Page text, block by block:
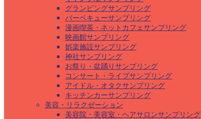
グランピングサンプリング
バーベキューサンプリング
漫画喫茶・ネットカフェサンプリング
映画館サンプリング
娯楽施設サンプリング
神社サンプリング
お祭り・盆踊りサンプリング
コンサート・ライブサンプリング
アイドル・オタクサンプリング
キッチンカーサンプリング
美容・リラクゼーション
美容院・美容室・ヘアサロンサンプリング